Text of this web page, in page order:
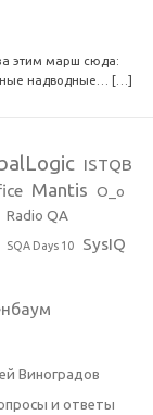
этим марш сюда:
надводные… […]
ISTQB
Mantis O_o
Radio QA
SQA Days 10 SysIQ
Виноградов
и ответы